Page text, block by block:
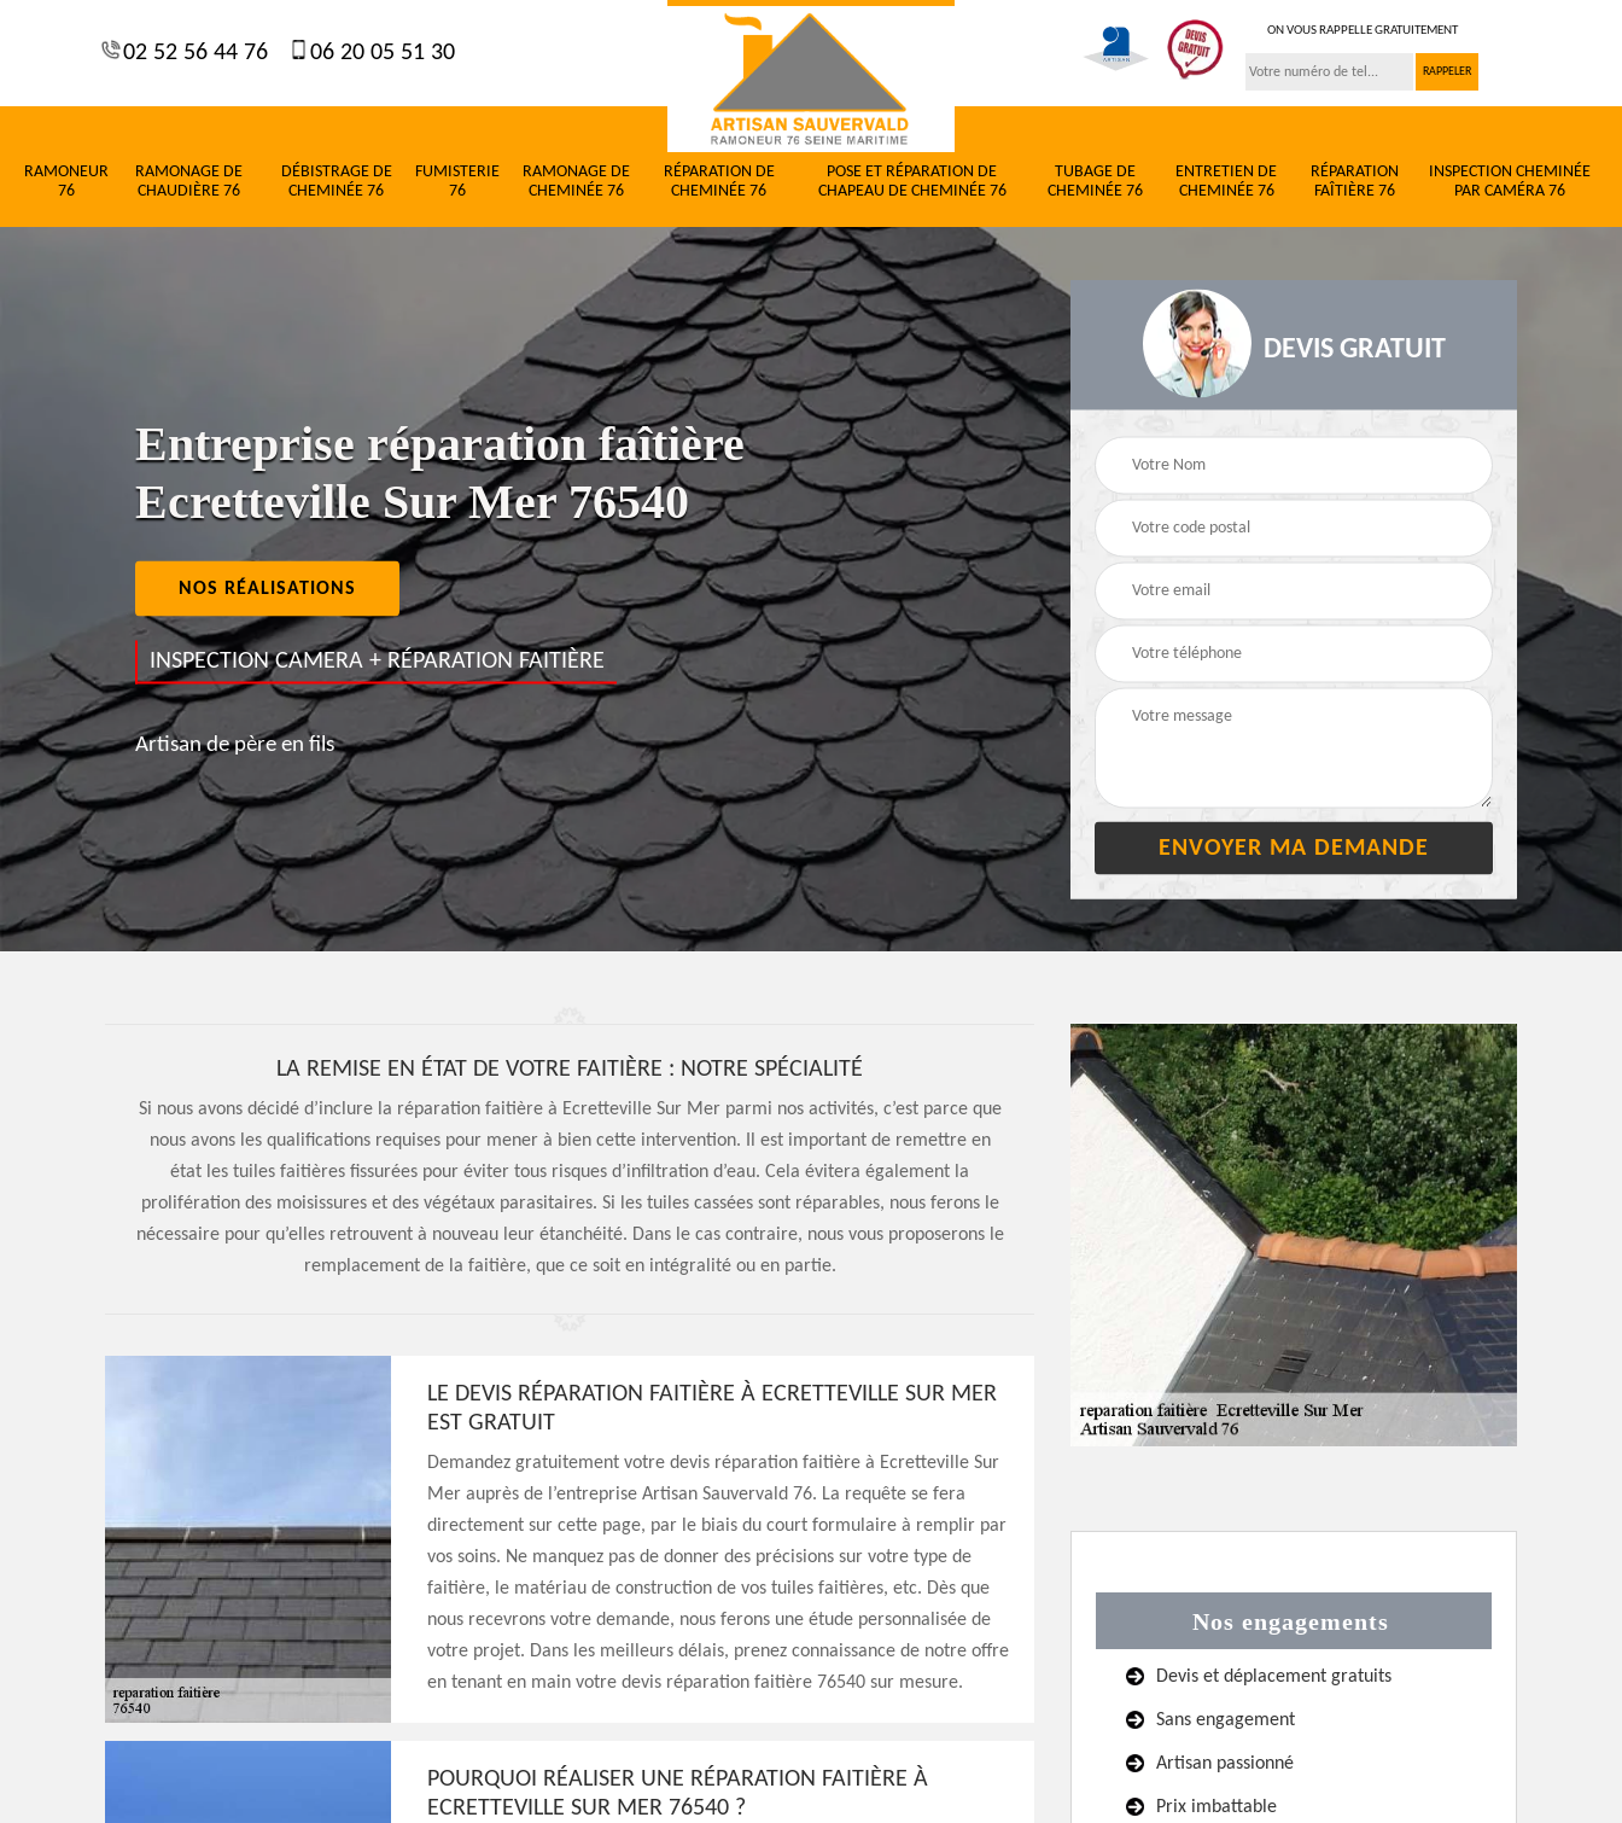
02 52 56 44 76 06 20 05 51 30
ON VOUS RAPPELLE GRATUITEMENT
RAMONEUR
76
RAMONAGE DE
CHAUDIÈRE 76
DÉBISTRAGE DE
CHEMINÉE 76
FUMISTERIE
76
RAMONAGE DE
CHEMINÉE 76
RÉPARATION DE
CHEMINÉE 76
POSE ET RÉPARATION DE
CHAPEAU DE CHEMINÉE 76
TUBAGE DE
CHEMINÉE 76
ENTRETIEN DE
CHEMINÉE 76
RÉPARATION
FAÎTIÈRE 76
INSPECTION CHEMINÉE
PAR CAMÉRA 76
Entreprise réparation faîtière
Ecretteville Sur Mer 76540
NOS RÉALISATIONS
INSPECTION CAMERA + RÉPARATION FAITIÈRE
Artisan de père en fils
DEVIS GRATUIT
LA REMISE EN ÉTAT DE VOTRE FAITIÈRE : NOTRE SPÉCIALITÉ
Si nous avons décidé d’inclure la réparation faitière à Ecretteville Sur Mer parmi nos activités, c’est parce que
nous avons les qualifications requises pour mener à bien cette intervention. Il est important de remettre en
état les tuiles faitières fissurées pour éviter tous risques d’infiltration d’eau. Cela évitera également la
prolifération des moisissures et des végétaux parasitaires. Si les tuiles cassées sont réparables, nous ferons le
nécessaire pour qu’elles retrouvent à nouveau leur étanchéité. Dans le cas contraire, nous vous proposerons le
remplacement de la faitière, que ce soit en intégralité ou en partie.
LE DEVIS RÉPARATION FAITIÈRE À ECRETTEVILLE SUR MER
EST GRATUIT
Demandez gratuitement votre devis réparation faitière à Ecretteville Sur
Mer auprès de l’entreprise Artisan Sauvervald 76. La requête se fera
directement sur cette page, par le biais du court formulaire à remplir par
vos soins. Ne manquez pas de donner des précisions sur votre type de
faitière, le matériau de construction de vos tuiles faitières, etc. Dès que
nous recevrons votre demande, nous ferons une étude personnalisée de
votre projet. Dans les meilleurs délais, prenez connaissance de notre offre
en tenant en main votre devis réparation faitière 76540 sur mesure.
POURQUOI RÉALISER UNE RÉPARATION FAITIÈRE À
ECRETTEVILLE SUR MER 76540 ?
Nos engagements
Devis et déplacement gratuits
Sans engagement
Artisan passionné
Prix imbattable